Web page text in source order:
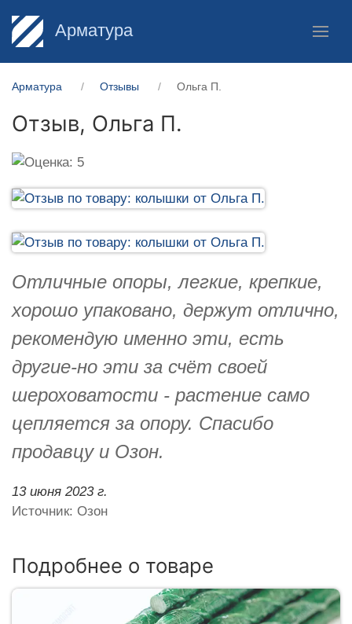
Арматура
Арматура Отзывы Ольга П.
Отзыв, Ольга П.
Отличные опоры, легкие, крепкие,
хорошо упаковано, держут отлично,
рекомендую именно эти, есть
другие-но эти за счёт своей
шероховатости - растение само
цепляется за опору. Спасибо
продавцу и Озон.
13 июня 2023 г.
Источник: Озон
Подробнее о товаре